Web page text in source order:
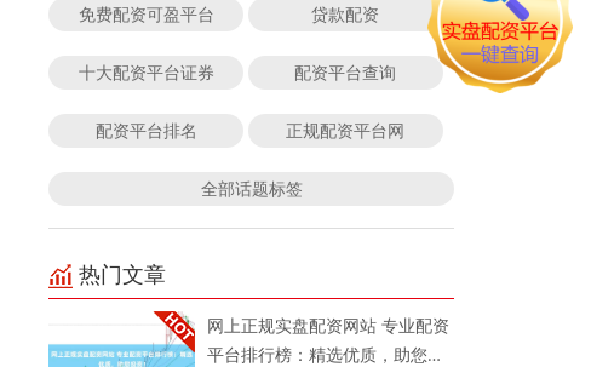
免费配资可盈平台 贷款配资
十大配资平台证券 配资平台查询
配资平台排名 正规配资平台网
全部话题标签
热门文章
网上正规实盘配资网站 专业配资
平台排行榜：精选优质，助您投